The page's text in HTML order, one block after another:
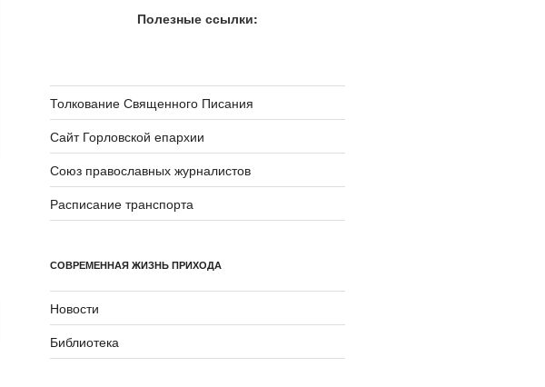
Полезные ссылки:
Толкование Священного Писания
Сайт Горловской епархии
Союз православных журналистов
Расписание транспорта
СОВРЕМЕННАЯ ЖИЗНЬ ПРИХОДА
Новости
Библиотека